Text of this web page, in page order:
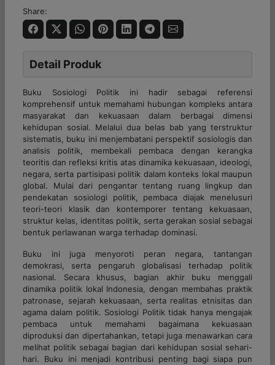
Share:
Detail Produk
Buku Sosiologi Politik ini hadir sebagai referensi
komprehensif untuk memahami hubungan kompleks antara
masyarakat dan kekuasaan dalam berbagai dimensi
kehidupan sosial. Melalui dua belas bab yang terstruktur
sistematis, buku ini menjembatani perspektif sosiologis dan
analisis politik, membekali pembaca dengan kerangka
teoritis dan refleksi kritis atas dinamika kekuasaan, ideologi,
negara, serta partisipasi politik dalam konteks lokal maupun
global. Mulai dari pengantar tentang ruang lingkup dan
pendekatan sosiologi politik, pembaca diajak menelusuri
teori-teori klasik dan kontemporer tentang kekuasaan,
struktur kelas, identitas politik, serta gerakan sosial sebagai
bentuk perlawanan warga terhadap dominasi.
Buku ini juga menyoroti peran negara, tantangan
demokrasi, serta pengaruh globalisasi terhadap politik
nasional. Secara khusus, bagian akhir buku menggali
dinamika politik lokal Indonesia, dengan membahas praktik
patronase, sejarah kekuasaan, serta realitas etnisitas dan
agama dalam politik. Sosiologi Politik tidak hanya mengajak
pembaca untuk memahami bagaimana kekuasaan
diproduksi dan dipertahankan, tetapi juga menawarkan cara
melihat politik sebagai bagian dari kehidupan sosial sehari-
hari. Buku ini menjadi kontribusi penting bagi siapa pun